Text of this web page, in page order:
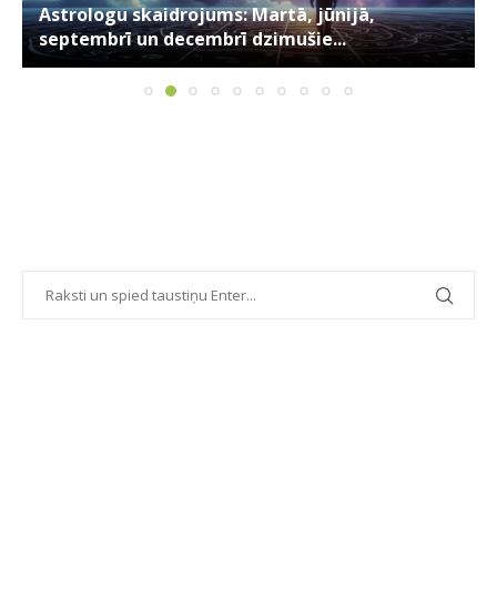
Astrologu skaidrojums: Martā, jūnijā,
septembrī un decembrī dzimušie...